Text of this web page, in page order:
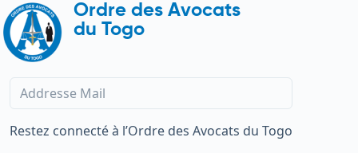
Ordre des Avocats
du Togo
Restez connecté à l’Ordre des Avocats du Togo